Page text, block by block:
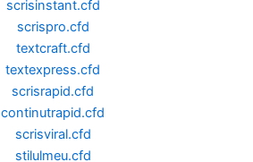
scrisinstant.cfd
scrispro.cfd
textcraft.cfd
textexpress.cfd
scrisrapid.cfd
continutrapid.cfd
scrisviral.cfd
stilulmeu.cfd